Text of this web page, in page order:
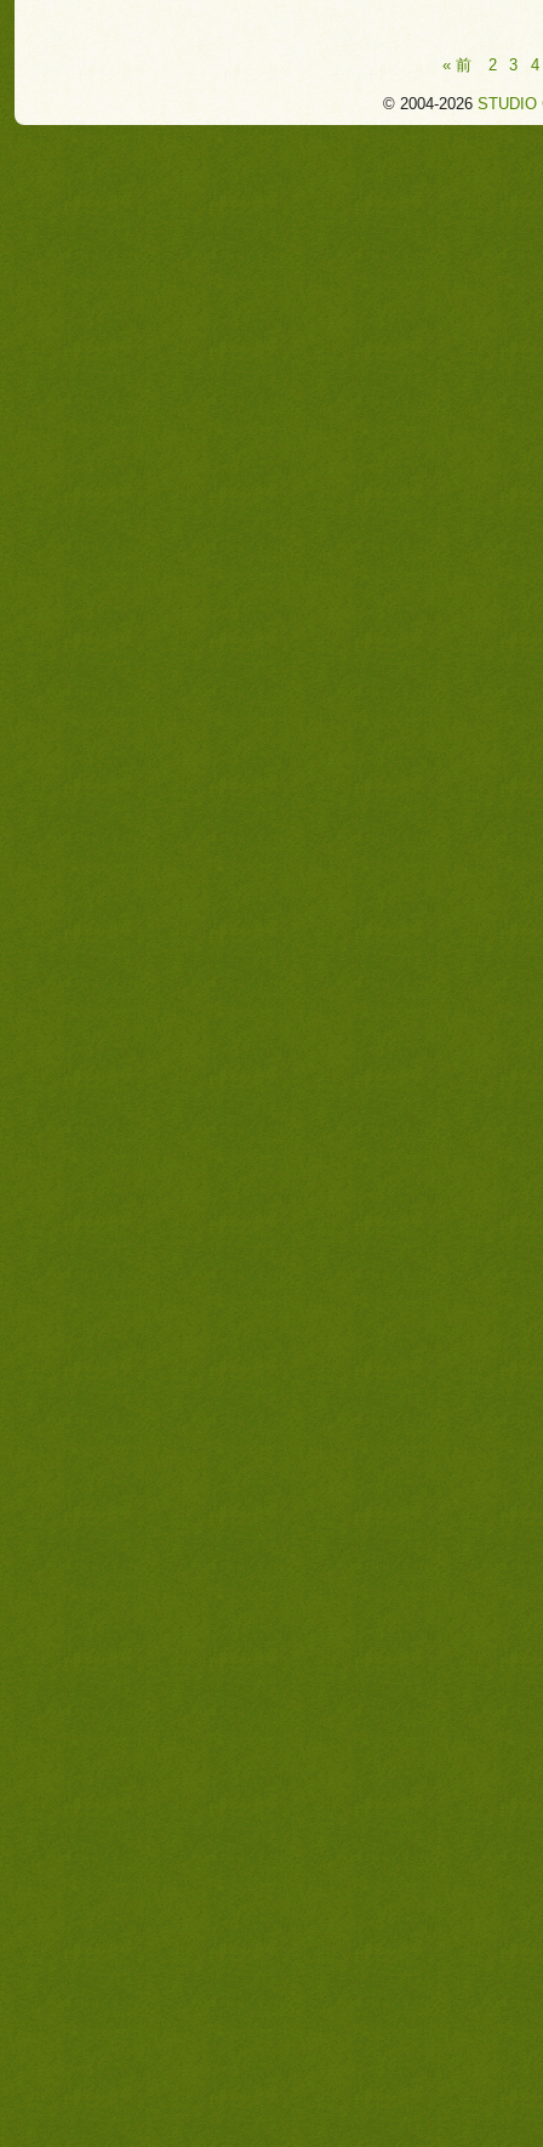
« 前 2 3 4
© 2004-2026 STUDIO